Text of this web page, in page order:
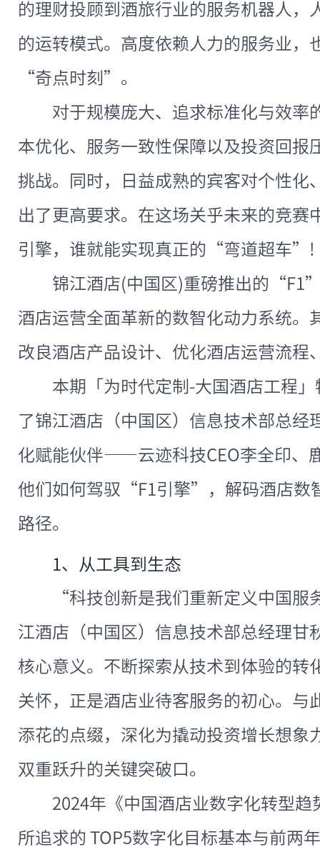
的理财投顾到酒旅行业的服务机器人，
的运转模式。高度依赖人力的服务业，
“奇点时刻”。
对于规模庞大、追求标准化与效率
本优化、服务一致性保障以及投资回报
挑战。同时，日益成熟的宾客对个性化
出了更高要求。在这场关乎未来的竞赛
引擎，谁就能实现真正的“弯道超车”!
锦江酒店(中国区)重磅推出的
酒店运营全面革新的数智化动力系统。
改良酒店产品设计、优化酒店运营流程
本期「为时代定制-大国酒店工程
了锦江酒店（中国区）信息技术部总经
化赋能伙伴——云迹科技CEO李全印、
他们如何驾驭“F1引擎”，解码酒店
路径。
1、从工具到生态
“科技创新是我们重新定义中国
江酒店（中国区）信息技术部总经理甘
核心意义。不断探索从技术到体验的转
关怀，正是酒店业待客服务的初心。与
添花的点缀，深化为撬动投资增长想象
双重跃升的关键突破口。
2024年《中国酒店业数字化转型
所追求的 TOP5数字化目标基本与前两